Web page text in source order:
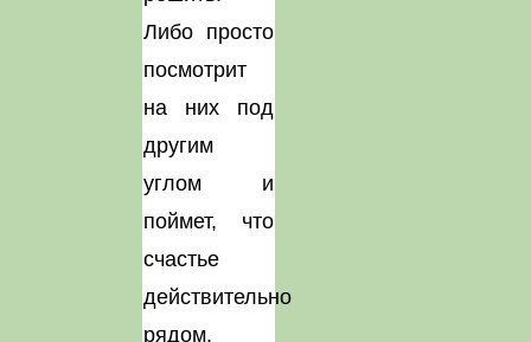
Либо просто
посмотрит
на них под
другим
углом и
поймет, что
счастье
действительно
рядом.